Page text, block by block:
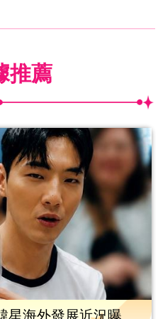
推薦
海外發展近況曝